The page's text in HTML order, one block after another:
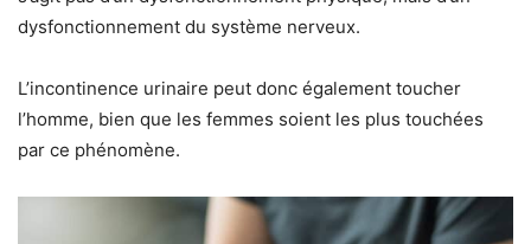
dysfonctionnement du système nerveux.
L’incontinence urinaire peut donc également toucher
l’homme, bien que les femmes soient les plus touchées
par ce phénomène.